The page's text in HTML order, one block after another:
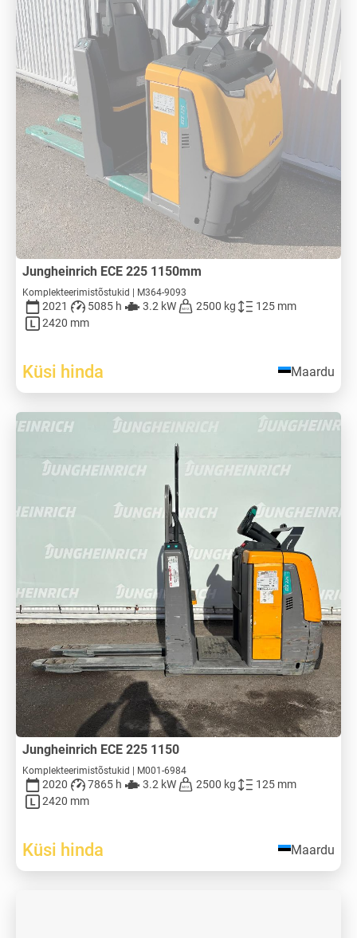
Jungheinrich ECE 225 1150mm
Komplekteerimistõstukid | M364-9093
2021 5085 h 3.2 kW 2500 kg
125 mm
2420 mm
Küsi hinda Maardu
Jungheinrich ECE 225 1150
Komplekteerimistõstukid | M001-6984
2020 7865 h 3.2 kW 2500 kg
125 mm
2420 mm
Küsi hinda Maardu